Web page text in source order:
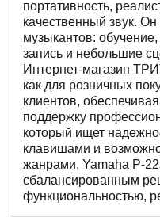
портативность,
качественный звук.
музыкантов:
запись и небольшие
Интернет-магазин
как для розничных
клиентов,
поддержку
который ищет
клавишами и
жанрами, Yamaha P-
сбалансированным
функциональностью,